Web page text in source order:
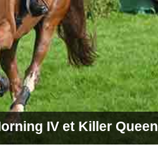
IV et Killer Queen